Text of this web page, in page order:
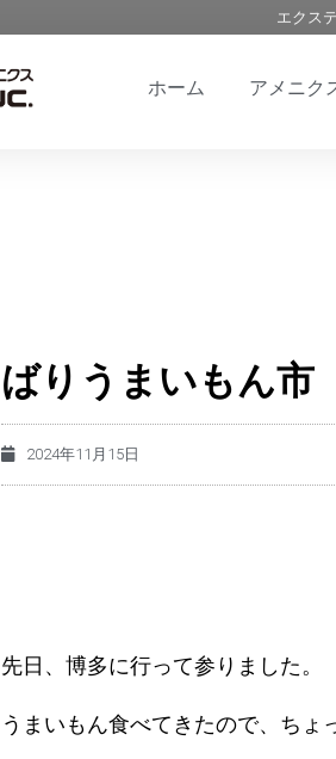
エクス
ホーム アメニク
ばりうまいもん市
2024年11月15日
先日、博多に行って参りました。
うまいもん食べてきたので、ちょ